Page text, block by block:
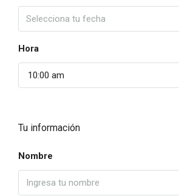
Hora
10:00 am
Tu información
Nombre